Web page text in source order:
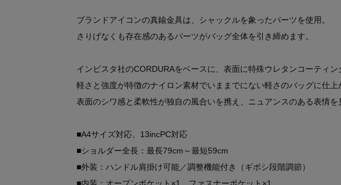
ブランドアイコンの真鍮金具は、シャックルを象ったパーツを使用。
さりげなくも存在感のあるパーツがバッグ全体を引き締めます。
インビスタ社のCORDURAをベースに、表面に特殊ウレタンコーティン
軽さと強度が特徴のナイロン素材でいままでにない軽さのバッグに仕上
表面のシワ感と柔軟性が独自の風合いを携え、ニュアンスのある表情を
■A4サイズ対応、13incPC対応
■ショルダー全長：最長79cm～最短59cm
■外装：ハンドル肩掛け可能／調整機能付き（ギボシ段階調節）